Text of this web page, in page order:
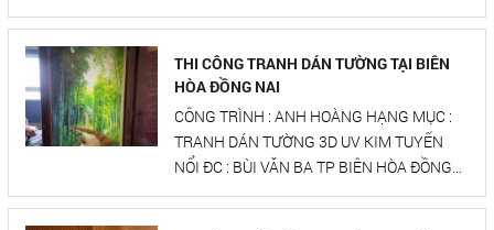
HÒA ĐỒNG NAI
THI CÔNG TRANH DÁN TƯỜNG TẠI BIÊN
HÒA ĐỒNG NAI
CÔNG TRÌNH : ANH HOÀNG HẠNG MỤC :
TRANH DÁN TƯỜNG 3D UV KIM TUYẾN
NỔI ĐC : BÙI VĂN BA TP BIÊN HÒA ĐỒNG
NAI